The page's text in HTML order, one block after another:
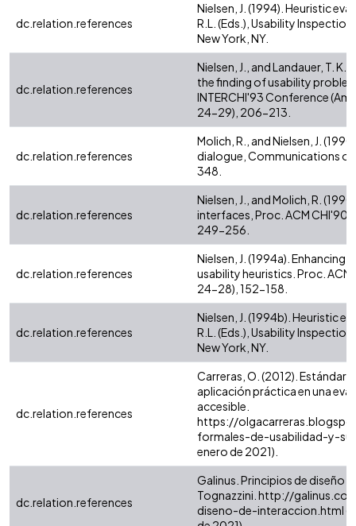
dc.relation.references
Nielsen, J. (1994). Heuristic
R.L. (Eds.), Usability
New York, NY.
dc.relation.references
Nielsen, J., and Landauer, T.
the finding of usability
INTERCHI'93 Conference
24-29), 206-213.
dc.relation.references
Molich, R., and Nielsen, J.
dialogue, Communications of
348.
dc.relation.references
Nielsen, J., and Molich, R.
interfaces, Proc. ACM CHI'90
249-256.
dc.relation.references
Nielsen, J. (1994a).
usability heuristics. Proc.
24-28), 152-158.
dc.relation.references
Nielsen, J. (1994b). Heuristic
R.L. (Eds.), Usability
New York, NY.
dc.relation.references
Carreras, O. (2012).
aplicación práctica en una
accesible.
https://
formales-de-usabilidad-y-
enero de 2021).
dc.relation.references
Galinus. Principios de diseño
Tognazzini. http://
diseno-de-interaccion.html